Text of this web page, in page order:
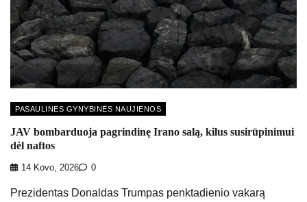
PASAULINĖS GYNYBINĖS NAUJIENOS
JAV bombarduoja pagrindinę Irano salą, kilus susirūpinimui
dėl naftos
14 Kovo, 2026 0
Prezidentas Donaldas Trumpas penktadienio vakarą